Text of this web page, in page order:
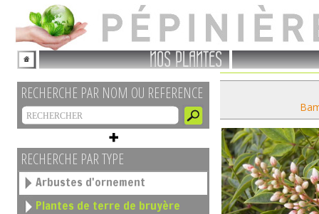
NOS PLANTES
RECHERCHE PAR NOM OU REFERENCE
RECHERCHE PAR TYPE
Arbustes d'ornement
Plantes de terre de bruyère